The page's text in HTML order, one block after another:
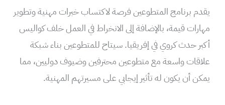
يقدم برنامج المتطوعين فرصة لاكتساب خبرات مهنية وتطوير
مهارات قيمة، بالإضافة إلى الانخراط في العمل خلف كواليس
أكبر حدث كروي في إفريقيا. سيتاح للمتطوعين بناء شبكة
علاقات واسعة مع متطوعين محترفين وضيوف دوليين، مما
يمكن أن يكون له تأثير إيجابي على مسيرتهم المهنية.